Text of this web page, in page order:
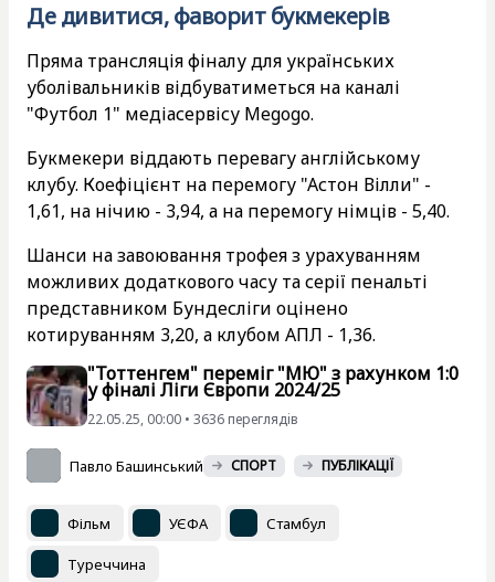
Де дивитися, фаворит букмекерів
Пряма трансляція фіналу для українських
уболівальників відбуватиметься на каналі
"Футбол 1" медіасервісу Megogo.
Букмекери віддають перевагу англійському
клубу. Коефіцієнт на перемогу "Астон Вілли" -
1,61, на нічию - 3,94, а на перемогу німців - 5,40.
Шанси на завоювання трофея з урахуванням
можливих додаткового часу та серії пенальті
представником Бундесліги оцінено
котируванням 3,20, а клубом АПЛ - 1,36.
"Тоттенгем" переміг "МЮ" з рахунком 1:0
у фіналі Ліги Європи 2024/25
22.05.25, 00:00 • 3636 переглядiв
Павло Башинський СПОРТ ПУБЛІКАЦІЇ
Фільм УЄФА Стамбул
Туреччина